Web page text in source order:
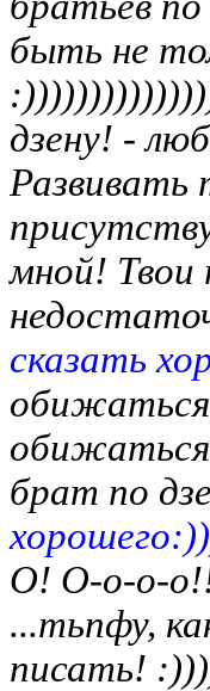
быть не
дзену! -
Развивать
мной! Твои
сказать
брат по
О! О-о-о-
...тьпфу,
писать!